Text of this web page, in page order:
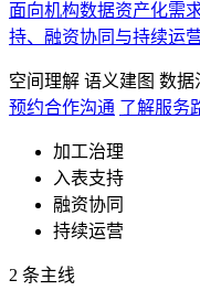
面向机构数据资产化需
持、融资协同与持续运营
空间理解 语义建图 数据
预约合作沟通 了解服务
加工治理
入表支持
融资协同
持续运营
2 条主线